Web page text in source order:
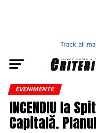
Track all
EVENIMENTE
INCENDIU la
Capitală.